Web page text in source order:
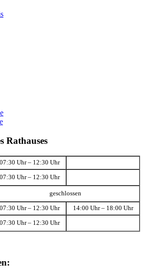
Rathauses
07:30 Uhr – 12:30 Uhr
07:30 Uhr – 12:30 Uhr
geschlossen
07:30 Uhr – 12:30 Uhr 14:00 Uhr – 18:00 Uhr
07:30 Uhr – 12:30 Uhr